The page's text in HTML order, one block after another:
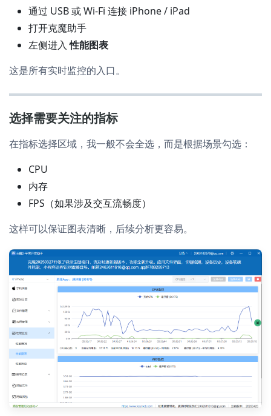
通过 USB 或 Wi-Fi 连接 iPhone / iPad
打开克魔助手
左侧进入性能图表
这是所有实时监控的入口。
选择需要关注的指标
在指标选择区域，我一般不会全选，而是根据场景勾选：
CPU
内存
FPS（如果涉及交互流畅度）
这样可以保证图表清晰，后续分析更容易。